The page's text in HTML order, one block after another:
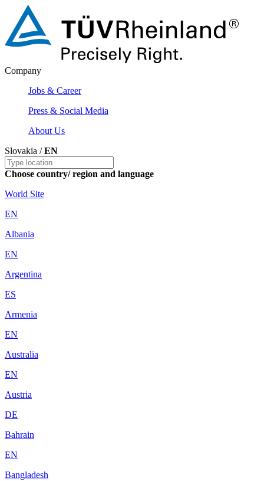
Company
Jobs & Career
Press & Social Media
About Us
Slovakia /EN
Choose country/ region and language
World Site
EN
Albania
EN
Argentina
ES
Armenia
EN
Australia
EN
Austria
DE
Bahrain
EN
Bangladesh